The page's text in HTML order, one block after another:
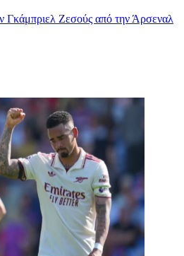
Γκάμπριελ Ζεσούς από την Άρσεναλ